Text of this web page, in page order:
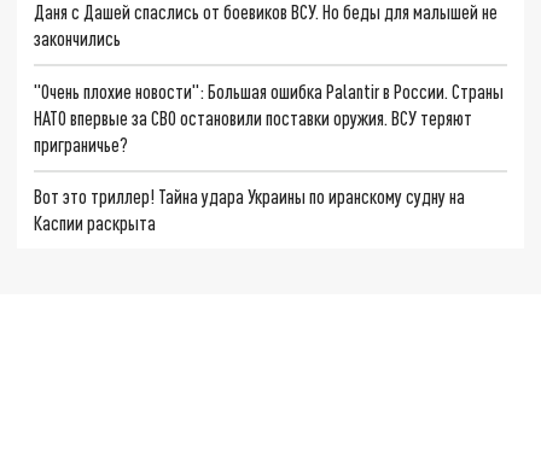
Даня с Дашей спаслись от боевиков ВСУ. Но беды для малышей не
закончились
"Очень плохие новости": Большая ошибка Palantir в России. Страны
НАТО впервые за СВО остановили поставки оружия. ВСУ теряют
приграничье?
Вот это триллер! Тайна удара Украины по иранскому судну на
Каспии раскрыта